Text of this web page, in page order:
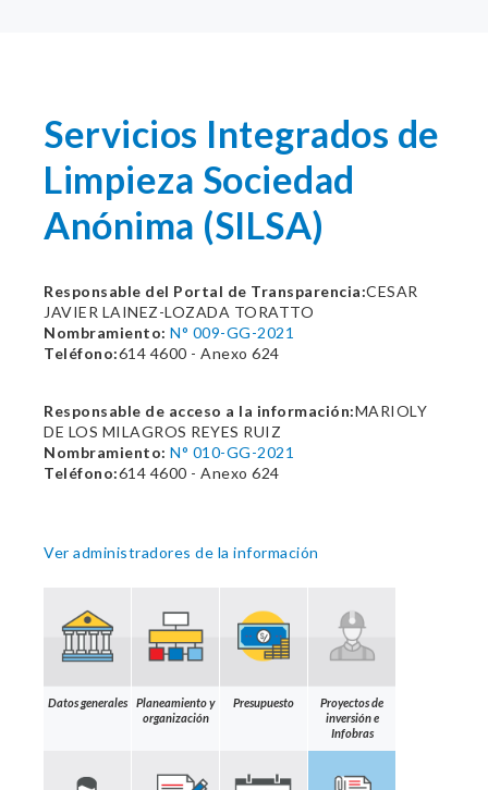
Servicios Integrados de
Limpieza Sociedad
Anónima (SILSA)
Responsable del Portal de Transparencia:CESAR
JAVIER LAINEZ-LOZADA TORATTO
Nombramiento: N° 009-GG-2021
Teléfono:614 4600 - Anexo 624
Responsable de acceso a la información:MARIOLY
DE LOS MILAGROS REYES RUIZ
Nombramiento: N° 010-GG-2021
Teléfono:614 4600 - Anexo 624
Ver administradores de la información
Datos generales
Planeamiento y
organización
Presupuesto
Proyectos de
inversión e
Infobras